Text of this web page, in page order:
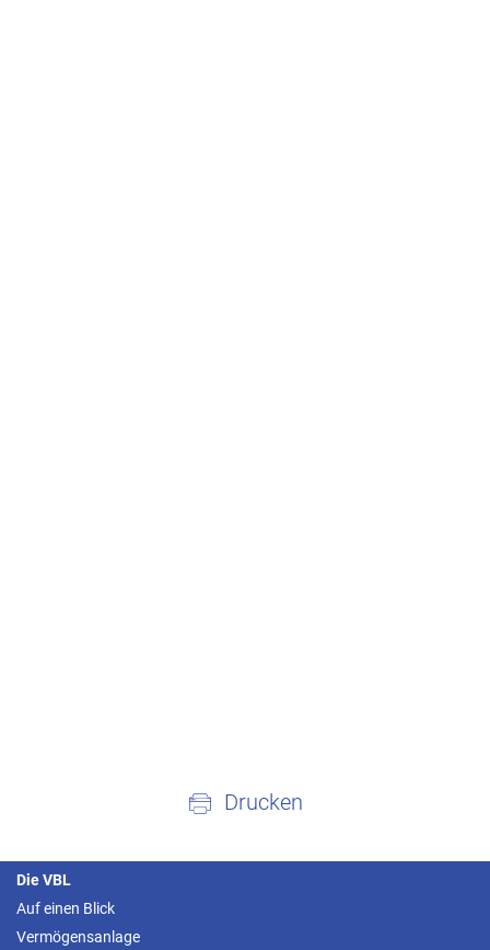
Drucken
Die VBL
Auf einen Blick
Vermögensanlage